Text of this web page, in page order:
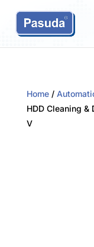
Home/
HDD Cleaning &
V